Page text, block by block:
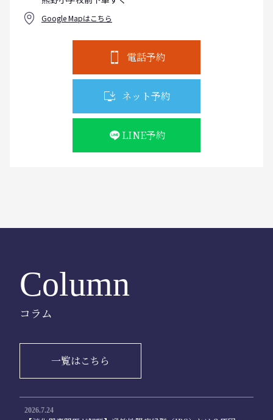
Google Mapはこちら
電話予約
ネット予約
LINE予約
Column
コラム
一覧はこちら
2026.7.24